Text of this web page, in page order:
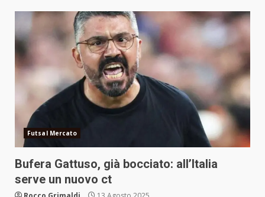
Futsal Mercato
Bufera Gattuso, già bocciato: all’Italia
serve un nuovo ct